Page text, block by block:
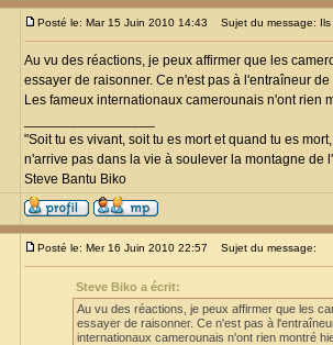
Posté le: Mar 15 Juin 2010 14:43 Sujet du message: Ils
Au vu des réactions, je peux affirmer que les
essayer de raisonner. Ce n'est pas à l'entraîneur
Les fameux internationaux camerounais n'ont rien
"Soit tu es vivant, soit tu es mort et quand tu es
n'arrive pas dans la vie à soulever la montagne de
Steve Bantu Biko
Posté le: Mer 16 Juin 2010 22:57 Sujet du message:
Steve Biko a écrit:
Au vu des réactions, je peux affirmer que les
essayer de raisonner. Ce n'est pas à
internationaux camerounais n'ont rien montré